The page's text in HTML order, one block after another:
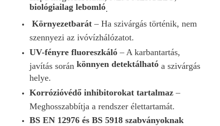
biológiailag lebomló
Környezetbarát – Ha szivárgás történik, nem
szennyezi az ivóvízhálózatot.
UV-fényre fluoreszkáló – A karbantartás,
javítás során könnyen detektálható a szivárgás
helye.
Korrózióvédő inhibitorokat tartalmaz –
Meghosszabbítja a rendszer élettartamát.
BS EN 12976 és BS 5918 szabványoknak